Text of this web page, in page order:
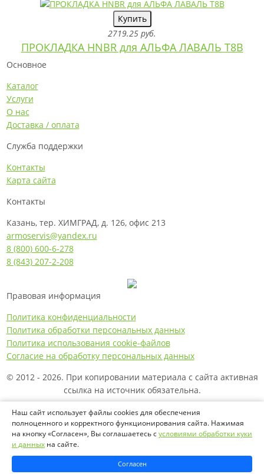
Купить
2719.25 руб.
ПРОКЛАДКА HNBR для АЛЬФА ЛАВАЛЬ T8B
Наш сайт использует файлы cookies для обеспечения
полноценного и корректного функционирования сайта. Нажимая
на кнопку «Согласен», Вы соглашаетесь сусловиями обработки куки
и данных на сайте.
Согласен
Основное
Каталог
Услуги
О нас
Доставка / оплата
Служба поддержки
Контакты
Карта сайта
Контакты
Казань, тер. ХИМГРАД, д. 126, офис 213
armoservis@yandex.ru
8 (800) 600-6-278
8 (843) 207-2-208
Правовая информация
Политика конфиденциальности
Политика обработки персональных данных
Политика использования cookie-файлов
Согласие на обработку персональных данных
© 2012 - 2026. При копировании материала с сайта активная
ссылка на источник обязательна.
Названия производителей, компаний и товарные знаки
используются на сайте исключительно в информационных
(справочных) целях. Все товарные знаки и фирменные
наименования являются собственностью их
правообладателей.